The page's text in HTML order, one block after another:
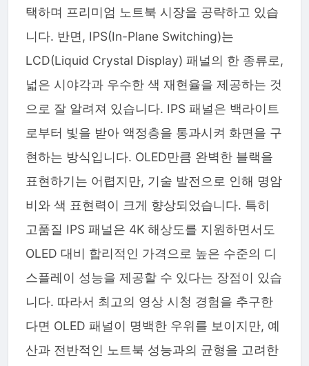
택하며 프리미엄 노트북 시장을 공략하고 있습
니다. 반면, IPS(In-Plane Switching)는
LCD(Liquid Crystal Display) 패널의 한 종류로,
넓은 시야각과 우수한 색 재현율을 제공하는 것
으로 잘 알려져 있습니다. IPS 패널은 백라이트
로부터 빛을 받아 액정층을 통과시켜 화면을 구
현하는 방식입니다. OLED만큼 완벽한 블랙을
표현하기는 어렵지만, 기술 발전으로 인해 명암
비와 색 표현력이 크게 향상되었습니다. 특히
고품질 IPS 패널은 4K 해상도를 지원하면서도
OLED 대비 합리적인 가격으로 높은 수준의 디
스플레이 성능을 제공할 수 있다는 장점이 있습
니다. 따라서 최고의 영상 시청 경험을 추구한
다면 OLED 패널이 명백한 우위를 보이지만, 예
산과 전반적인 노트북 성능과의 균형을 고려한